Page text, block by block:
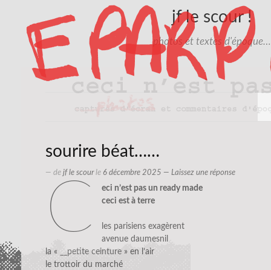
jf le scour !
photos et textes d'époque…
sourire béat……
— de jf le scourle 6 décembre 2025 — Laissez une réponse
c
eci n’est pas un ready made
ceci est à terre
les parisiens exagèrent
avenue daumesnil
la «
__petite ceinture » en l’air
le trottoir du marché